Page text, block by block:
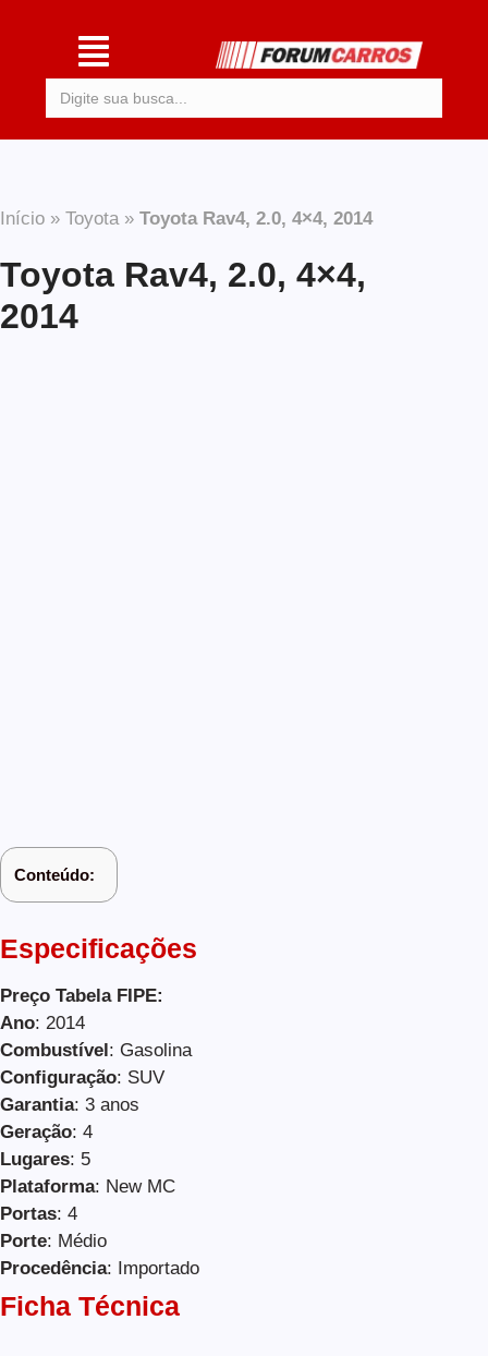
Início » Toyota» Toyota Rav4, 2.0, 4×4, 2014
Toyota Rav4, 2.0, 4×4,
2014
Conteúdo:
Especificações
Preço Tabela FIPE:
Ano: 2014
Combustível: Gasolina
Configuração: SUV
Garantia: 3 anos
Geração: 4
Lugares: 5
Plataforma: New MC
Portas: 4
Porte: Médio
Procedência: Importado
Ficha Técnica